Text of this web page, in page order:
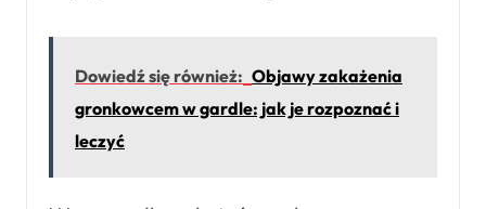
Dowiedź się również: Objawy zakażenia
gronkowcem w gardle: jak je rozpoznać i
leczyć